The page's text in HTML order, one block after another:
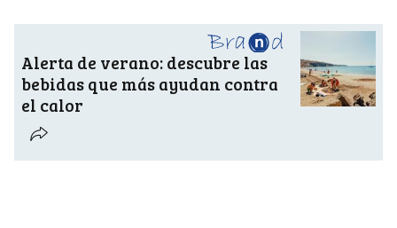
Alerta de verano: descubre las
bebidas que más ayudan contra
el calor